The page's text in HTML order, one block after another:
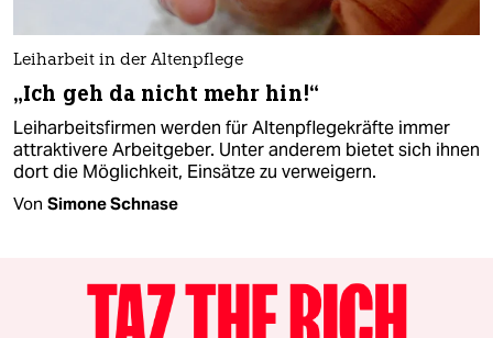
Leiharbeit in der Altenpflege
„Ich geh da nicht mehr hin!“
Leiharbeitsfirmen werden für Altenpflegekräfte immer
attraktivere Arbeitgeber. Unter anderem bietet sich ihnen
dort die Möglichkeit, Einsätze zu verweigern.
Von Simone Schnase